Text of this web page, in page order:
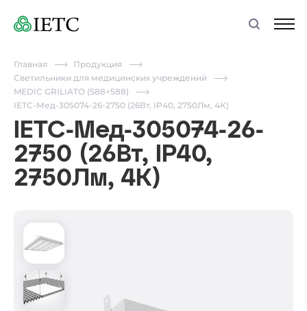
Главная
Продукция
Светильники для медицинских учреждений
MEDIC GRILIATO (588×588)
IETC-Мед-305074-26-2750 (26Вт, IP40, 2750Лм, 4К)
IETC-Мед-305074-26-
2750 (26Вт, IP40,
2750Лм, 4К)